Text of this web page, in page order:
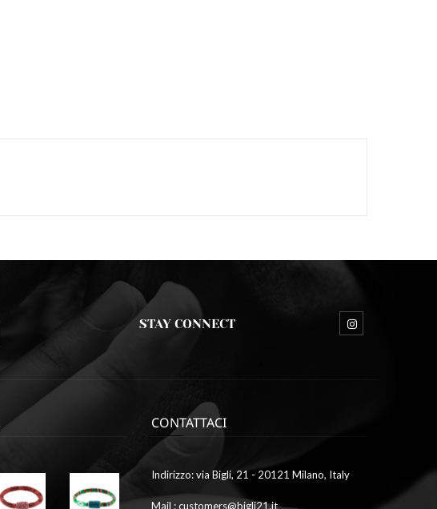
STAY CONNECT
9,
2023
9,
2023
CONTATTACI
Indirizzo: via Bigli, 21 - 20121 Milano, Italy
Mail : customers@bigli21.it